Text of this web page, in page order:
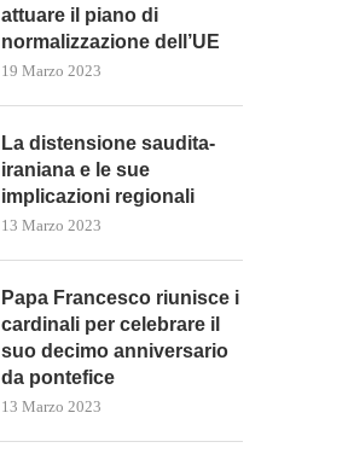
attuare il piano di
normalizzazione dell’UE
19 Marzo 2023
La distensione saudita-
iraniana e le sue
implicazioni regionali
13 Marzo 2023
Papa Francesco riunisce i
cardinali per celebrare il
suo decimo anniversario
da pontefice
13 Marzo 2023